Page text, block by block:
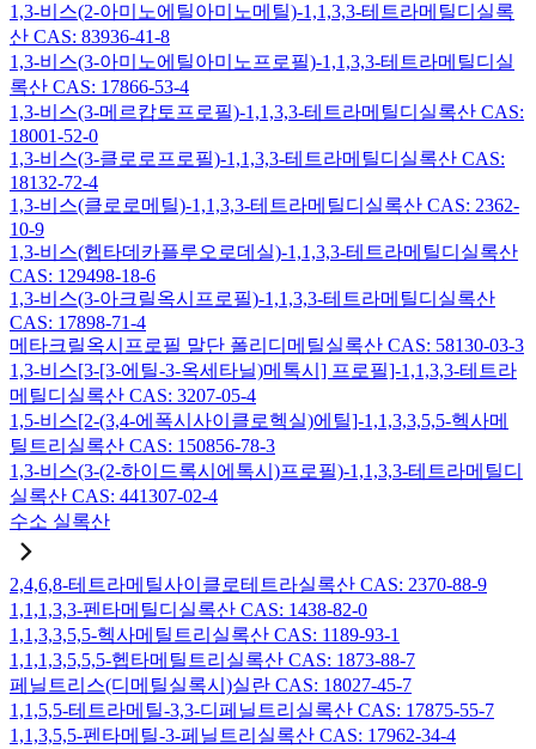
1,3-비스(2-아미노에틸아미노메틸)-1,1,3,3-테트라메틸디실록
산 CAS: 83936-41-8
1,3-비스(3-아미노에틸아미노프로필)-1,1,3,3-테트라메틸디실
록산 CAS: 17866-53-4
1,3-비스(3-메르캅토프로필)-1,1,3,3-테트라메틸디실록산 CAS:
18001-52-0
1,3-비스(3-클로로프로필)-1,1,3,3-테트라메틸디실록산 CAS:
18132-72-4
1,3-비스(클로로메틸)-1,1,3,3-테트라메틸디실록산 CAS: 2362-
10-9
1,3-비스(헵타데카플루오로데실)-1,1,3,3-테트라메틸디실록산
CAS: 129498-18-6
1,3-비스(3-아크릴옥시프로필)-1,1,3,3-테트라메틸디실록산
CAS: 17898-71-4
메타크릴옥시프로필 말단 폴리디메틸실록산 CAS: 58130-03-3
1,3-비스[3-[3-에틸-3-옥세타닐)메톡시] 프로필]-1,1,3,3-테트라
메틸디실록산 CAS: 3207-05-4
1,5-비스[2-(3,4-에폭시사이클로헥실)에틸]-1,1,3,3,5,5-헥사메
틸트리실록산 CAS: 150856-78-3
1,3-비스(3-(2-하이드록시에톡시)프로필)-1,1,3,3-테트라메틸디
실록산 CAS: 441307-02-4
수소 실록산
2,4,6,8-테트라메틸사이클로테트라실록산 CAS: 2370-88-9
1,1,1,3,3-펜타메틸디실록산 CAS: 1438-82-0
1,1,3,3,5,5-헥사메틸트리실록산 CAS: 1189-93-1
1,1,1,3,5,5,5-헵타메틸트리실록산 CAS: 1873-88-7
페닐트리스(디메틸실록시)실란 CAS: 18027-45-7
1,1,5,5-테트라메틸-3,3-디페닐트리실록산 CAS: 17875-55-7
1,1,3,5,5-펜타메틸-3-페닐트리실록산 CAS: 17962-34-4